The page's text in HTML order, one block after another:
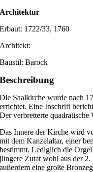
Architektur
Erbaut: 1722/33, 1760
Architekt:
Baustil: Barock
Beschreibung
Die Saalkirche wurde nach
errichtet. Eine Inschrift
Der verbretterte
Das Innere der Kirche wird
mit dem Kanzelaltar, einer
bestimmt. Lediglich die
jüngere Zutat wohl aus der
außerdem eine große